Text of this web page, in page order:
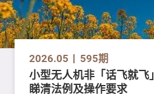
2026.05 595期
小型无人机非「话飞就飞」
睇清法例及操作要求